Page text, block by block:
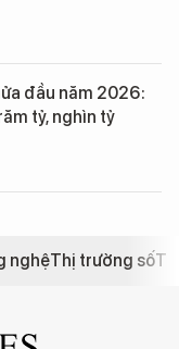
đầu năm 2026:
tỷ, nghìn tỷ
nghệThị trường số